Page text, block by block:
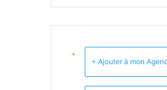
+ Ajouter à mon